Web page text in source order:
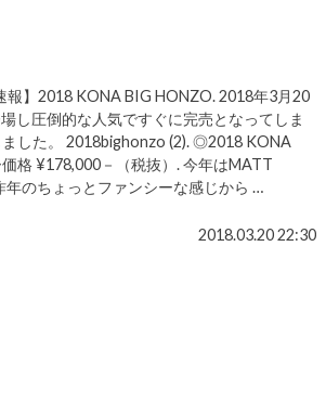
報】2018 KONA BIG HONZO. 2018年3月20
し圧倒的な人気ですぐに完売となってしま
ました。 2018bighonzo (2). ◎2018 KONA
格 ¥178,000－（税抜）. 今年はMATT
年のちょっとファンシーな感じから …
2018.03.20 22:30